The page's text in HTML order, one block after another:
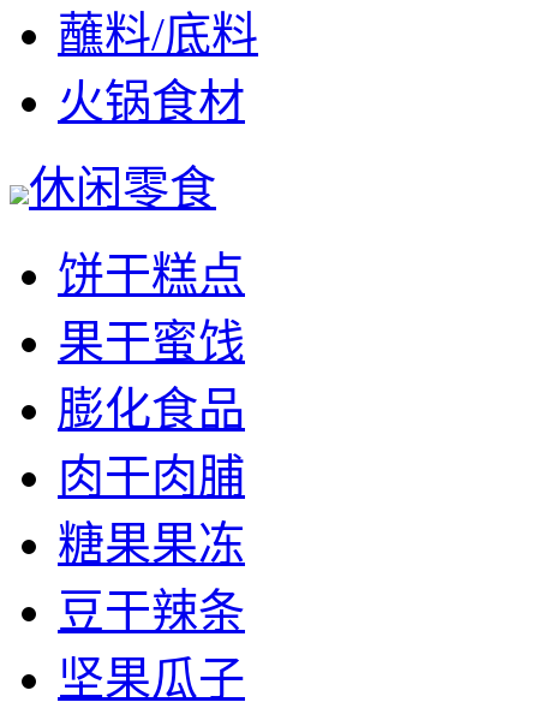
蘸料/底料
火锅食材
休闲零食
饼干糕点
果干蜜饯
膨化食品
肉干肉脯
糖果果冻
豆干辣条
坚果瓜子